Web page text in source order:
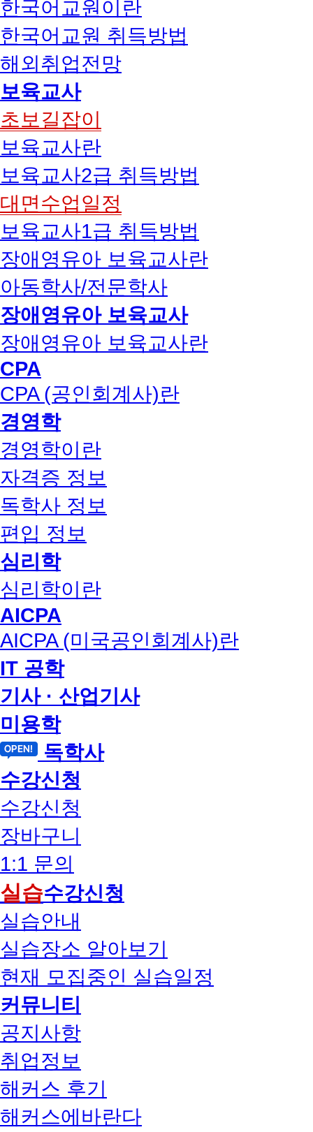
한국어교원이란
한국어교원 취득방법
해외취업전망
보육교사
초보길잡이
보육교사란
보육교사2급 취득방법
대면수업일정
보육교사1급 취득방법
장애영유아 보육교사란
아동학사/전문학사
장애영유아 보육교사
장애영유아 보육교사란
CPA
CPA (공인회계사)란
경영학
경영학이란
자격증 정보
독학사 정보
편입 정보
심리학
심리학이란
AICPA
AICPA (미국공인회계사)란
IT 공학
기사 · 산업기사
미용학
독학사
수강신청
수강신청
장바구니
1:1 문의
실습수강신청
실습안내
실습장소 알아보기
현재 모집중인 실습일정
커뮤니티
공지사항
취업정보
해커스 후기
해커스에바란다